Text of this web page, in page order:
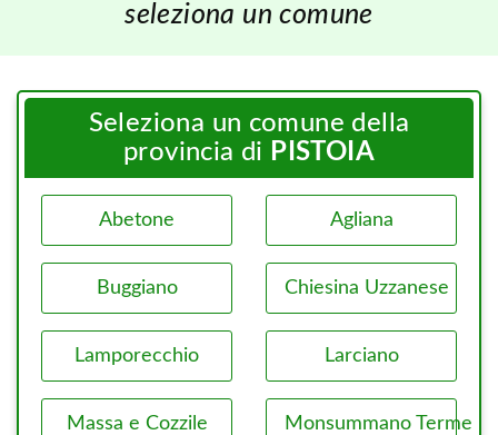
seleziona un comune
Seleziona un comune della
provincia di PISTOIA
Abetone Agliana
Buggiano Chiesina Uzzanese
Lamporecchio Larciano
Massa e Cozzile Monsummano Terme